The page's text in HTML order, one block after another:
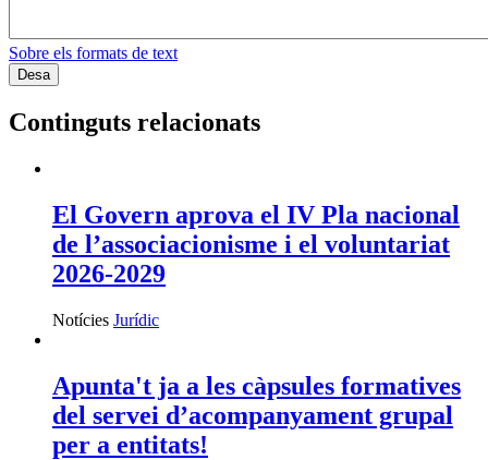
Sobre els formats de text
Continguts relacionats
El Govern aprova el IV Pla nacional
de l’associacionisme i el voluntariat
2026-2029
Notícies Jurídic
Apunta't ja a les càpsules formatives
del servei d’acompanyament grupal
per a entitats!